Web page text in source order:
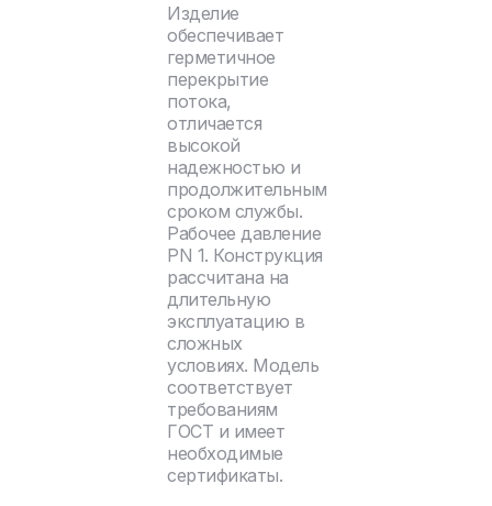
Изделие
обеспечивает
герметичное
перекрытие
потока,
отличается
высокой
надежностью и
продолжительным
сроком службы.
Рабочее давление
PN 1. Конструкция
рассчитана на
длительную
эксплуатацию в
сложных
условиях. Модель
соответствует
требованиям
ГОСТ и имеет
необходимые
сертификаты.